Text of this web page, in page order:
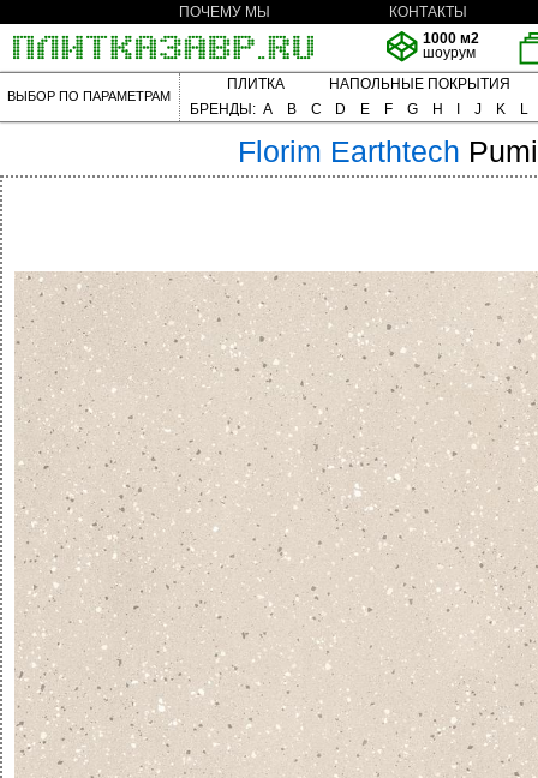
ПОЧЕМУ МЫ
КОНТАКТЫ
1000 м2
шоурум
ВЫБОР ПО ПАРАМЕТРАМ
ПЛИТКА
НАПОЛЬНЫЕ ПОКРЫТИЯ
БРЕНДЫ: A B C D E F G H J K L
Florim Earthtech